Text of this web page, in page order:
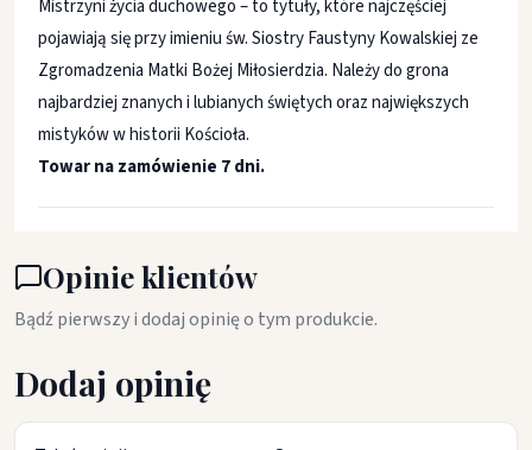
Mistrzyni życia duchowego – to tytuły, które najczęściej
pojawiają się przy imieniu św. Siostry Faustyny Kowalskiej ze
Zgromadzenia Matki Bożej Miłosierdzia. Należy do grona
najbardziej znanych i lubianych świętych oraz największych
mistyków w historii Kościoła.
Towar na zamówienie 7 dni.
Opinie klientów
Bądź pierwszy i dodaj opinię o tym produkcie.
Dodaj opinię